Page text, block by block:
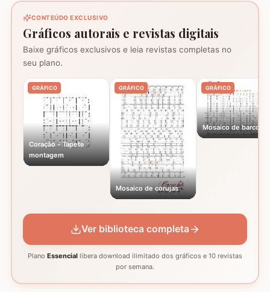
CONTEÚDO EXCLUSIVO
Gráficos autorais e revistas digitais
Baixe gráficos exclusivos e leia revistas completas no
seu plano.
GRÁFICO
Coração - Tapete
montagem
GRÁFICO
Mosaico de corujas
GRÁFICO
Mosaico de barcos
Ver biblioteca completa
Plano Essencial libera download ilimitado dos gráficos e 10 revistas
por semana.